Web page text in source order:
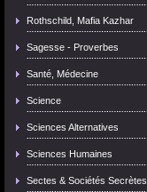
Rothschild, Mafia Kazhar
Sagesse - Proverbes
Santé, Médecine
Science
Sciences Alternatives
Sciences Humaines
Sectes & Sociétés Secrètes